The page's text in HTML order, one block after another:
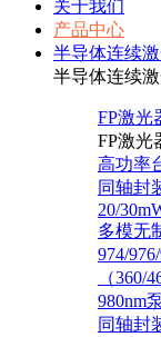
关于我们
产品中心
半导体连续
半导体连续
FP激光
FP激光
高功率
同轴封
20/
多模无
974/
（360/
980nm
同轴封